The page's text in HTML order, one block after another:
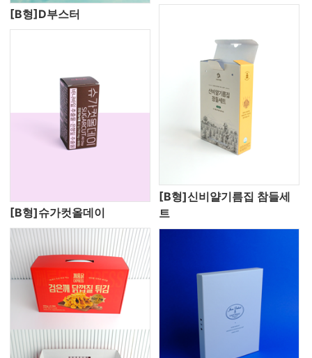
[B형]D부스터
[B형]슈가컷올데이
[B형]신비얄기름집 참들세
트